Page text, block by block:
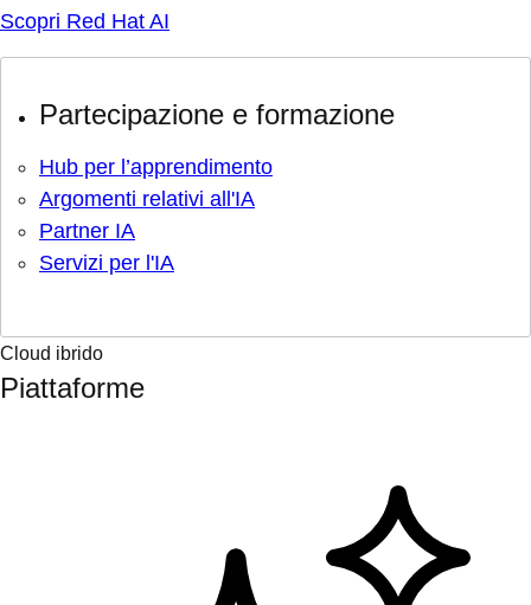
Scopri Red Hat AI
Partecipazione e formazione
Hub per l’apprendimento
Argomenti relativi all'IA
Partner IA
Servizi per l'IA
Cloud ibrido
Piattaforme